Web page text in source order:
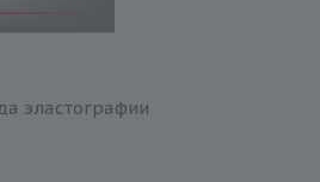
эластографии